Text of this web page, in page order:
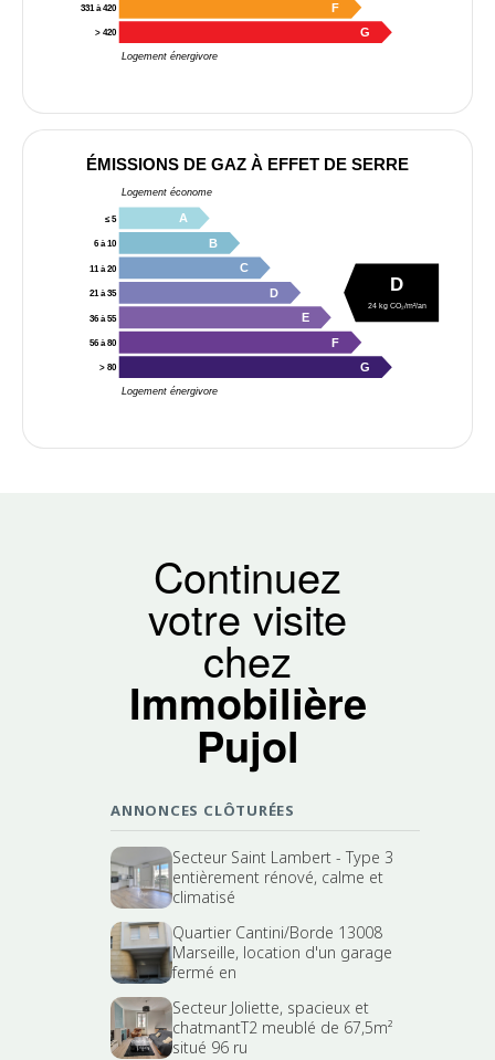
Logement énergivore
331 à 420 F
> 420 G
ÉMISSIONS DE GAZ À EFFET DE SERRE
Logement économe
Logement énergivore
≤ 5 A
6 à 10 B
11 à 20 C
21 à 35 D
36 à 55 E
56 à 80 F
> 80 G
D
24 kg CO₂/m²/an
Continuez
votre visite
chez
Immobilière
Pujol
ANNONCES CLÔTURÉES
Secteur Saint Lambert - Type 3
entièrement rénové, calme et
climatisé
Quartier Cantini/Borde 13008
Marseille, location d'un garage
fermé en
Secteur Joliette, spacieux et
chatmantT2 meublé de 67,5m²
situé 96 ru